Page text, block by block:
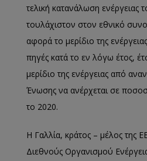
τελική κατανάλωση ενέργειας
τουλάχιστον στον εθνικό
αφορά το μερίδιο της
πηγές κατά το εν λόγω έτος,
μερίδιο της ενέργειας από
Ένωσης να ανέρχεται σε
το 2020.
Η Γαλλία, κράτος – μέλος της
Διεθνούς Οργανισμού